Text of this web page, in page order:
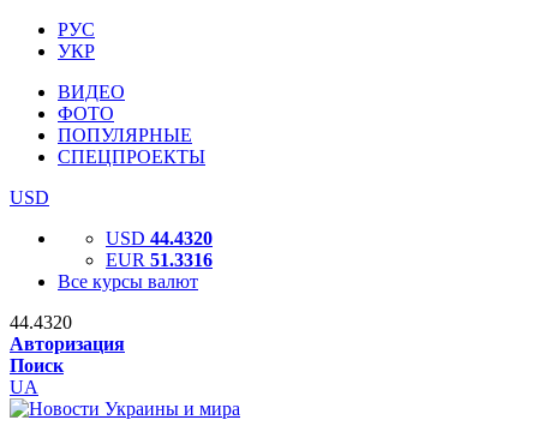
РУС
УКР
ВИДЕО
ФОТО
ПОПУЛЯРНЫЕ
СПЕЦПРОЕКТЫ
USD
USD 44.4320
EUR 51.3316
Все курсы валют
44.4320
Авторизация
Поиск
UA